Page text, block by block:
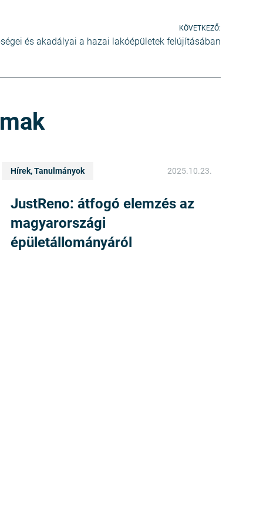
KÖVETKEZŐ:
és akadályai a hazai lakóépületek felújításában
Hírek, Tanulmányok 2025.10.23.
JustReno: átfogó elemzés az
magyarországi
épületállományáról